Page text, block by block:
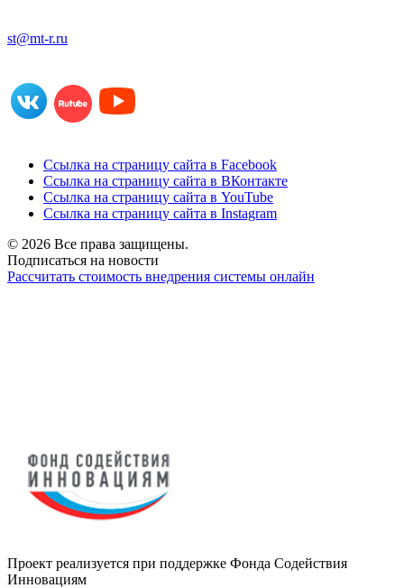
st@mt-r.ru
Ссылка на страницу сайта в Facebook
Ссылка на страницу сайта в ВКонтакте
Ссылка на страницу сайта в YouTube
Ссылка на страницу сайта в Instagram
© 2026 Все права защищены.
Подписаться на новости
Рассчитать стоимость внедрения системы онлайн
Проект реализуется при поддержке Фонда Содействия
Инновациям